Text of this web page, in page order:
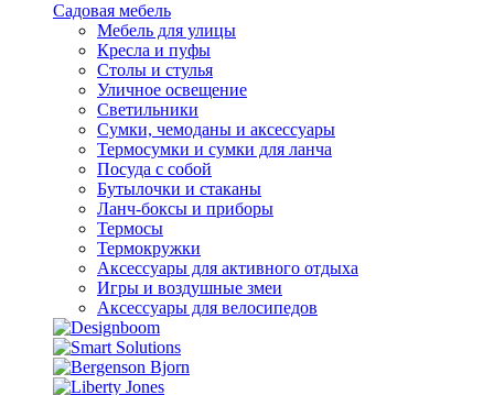
Садовая мебель
Мебель для улицы
Кресла и пуфы
Столы и стулья
Уличное освещение
Светильники
Сумки, чемоданы и аксессуары
Термосумки и сумки для ланча
Посуда с собой
Бутылочки и стаканы
Ланч-боксы и приборы
Термосы
Термокружки
Аксессуары для активного отдыха
Игры и воздушные змеи
Аксессуары для велосипедов